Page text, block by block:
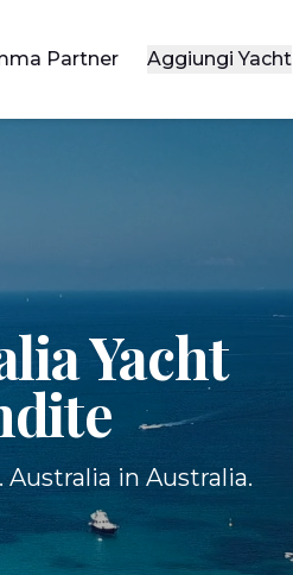
Partner Aggiungi Yacht
Yacht
Australia in Australia.